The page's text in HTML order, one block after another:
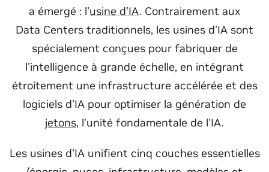
a émergé : l'usine d'IA. Contrairement aux
Data Centers traditionnels, les usines d'IA sont
spécialement conçues pour fabriquer de
l'intelligence à grande échelle, en intégrant
étroitement une infrastructure accélérée et des
logiciels d'IA pour optimiser la génération de
jetons, l'unité fondamentale de l'IA.
Les usines d'IA unifient cinq couches essentielles